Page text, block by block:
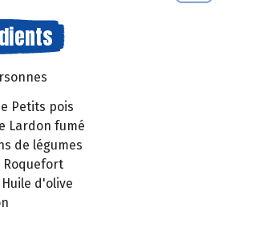
Petits pois
Lardon fumé
de légumes
Roquefort
d'olive